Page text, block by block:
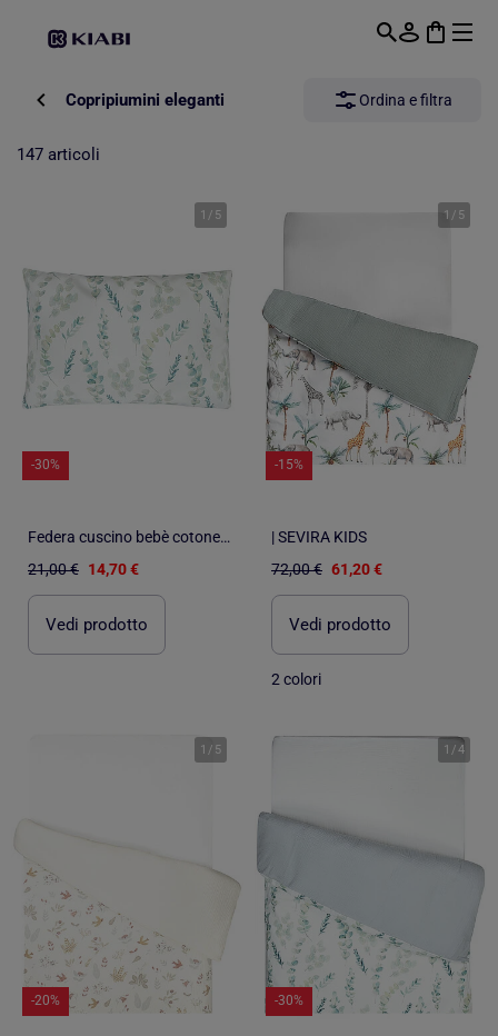
Copripiumini eleganti Ordina e filtra
147 articoli
1 / 5
-30%
Federa cuscino bebè cotone reversibile | SEVIRA KIDS
21,00 € 14,70 €
Vedi prodotto
1 / 5
-15%
| SEVIRA KIDS
72,00 € 61,20 €
Vedi prodotto
2 colori
1 / 5
-20%
1 /4
-30%